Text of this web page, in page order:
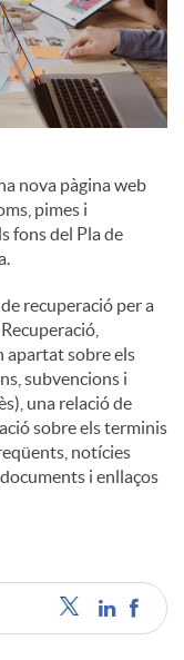
nova pàgina web
pimes i
fons del Pla de
recuperació per a
apartat sobre els
subvencions i
una relació de
sobre els terminis
notícies
i enllaços